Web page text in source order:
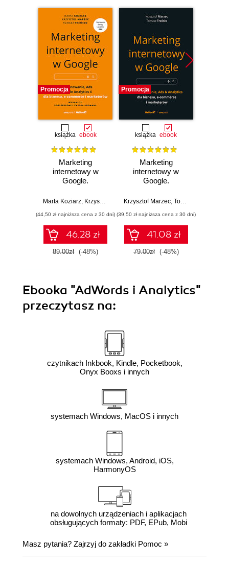
Promocja
książka ebook
Marketing
internetowy w
Google.
Ads & Google
biznesu, e-
commerce,
marketerów.
Wydanie II
zaktualizowane i
Marta Koziarz Krzysztof Marzec ,Tomasz Trzósło
(44,50 zł najniższa cena z 30 dni)
46.28 zł
89.00zł (-48%)
Promocja
książka ebook
Marketing
internetowy w
Google.
Ads & Analytics dla
commerce,
marketerów
Krzysztof Marzec, Tomasz Trzósło
(39,50 zł najniższa cena z 30 dni)
41.08 zł
79.00zł (-48%)
Ebooka "AdWords i Analytics"
przeczytasz na:
czytnikach Inkbook, Kindle, Pocketbook,
Onyx Booxs i innych
systemach Windows, MacOS i innych
systemach Windows, Android, iOS,
HarmonyOS
na dowolnych urządzeniach i aplikacjach
obsługujących formaty: PDF, EPub, Mobi
Masz pytania? Zajrzyj do zakładki Pomoc »